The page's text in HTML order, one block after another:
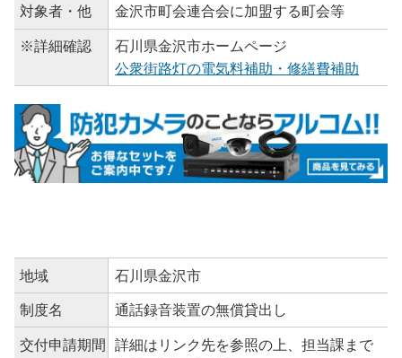
対象者・他 金沢市町会連合会に加盟する町会等
※詳細確認
石川県金沢市ホームページ
公衆街路灯の電気料補助・修繕費補助
地域 石川県金沢市
制度名 通話録音装置の無償貸出し
交付申請期間
詳細はリンク先を参照の上、担当課まで